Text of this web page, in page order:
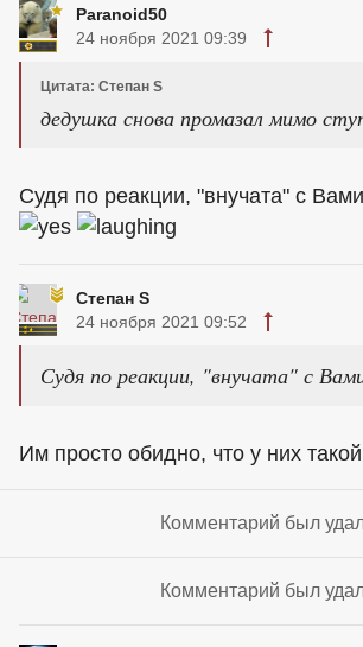
Paranoid50
24 ноября 2021 09:39
Цитата: Степан S
дедушка снова промазал мимо
Судя по реакции, "внучата" с
Степан S
24 ноября 2021 09:52
Судя по реакции, "внучата" с
Им просто обидно, что у них
Комментарий был
Комментарий был